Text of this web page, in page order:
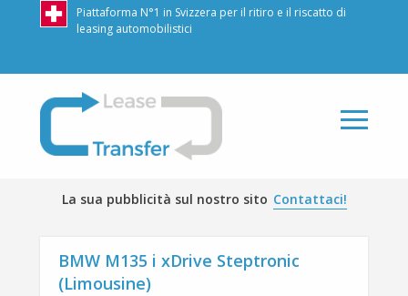
Piattaforma N°1 in Svizzera per il ritiro e il riscatto di
leasing automobilistici
LeaseTransfer
La sua pubblicità sul nostro sito Contattaci!
BMW M135 i xDrive Steptronic
(Limousine)